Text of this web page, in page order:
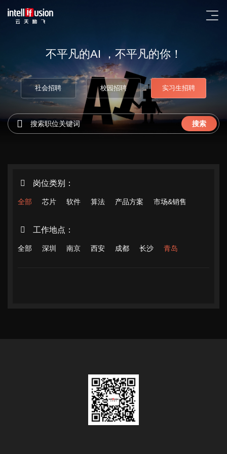
不平凡的AI ，不平凡的你！
社会招聘 校园招聘 实习生招聘
搜索
岗位类别：
全部 芯片 软件 算法 产品方案 市场&销售
工作地点：
全部 深圳 南京 西安 成都 长沙 青岛
中心！请您填写表单，
学校
企业
其它
提 交